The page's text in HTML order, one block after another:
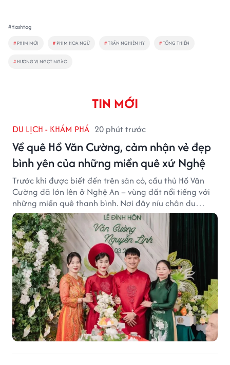
#Hashtag
# PHIM MỚI # PHIM HOA NGỮ #TRẦN NGHIÊN HY #TỐNG THIẾN
# HƯƠNG VỊ NGỌT NGÀO
TIN MỚI
DU LỊCH - KHÁM PHÁ 20 phút trước
Về quê Hồ Văn Cường, cảm nhận vẻ đẹp
bình yên của những miền quê xứ Nghệ
Trước khi được biết đến trên sân cỏ, cầu thủ Hồ Văn
Cường đã lớn lên ở Nghệ An – vùng đất nổi tiếng với
những miền quê thanh bình. Nơi đây níu chân du
khách bằng cánh đồng xanh, làng quê yên ả và nhịp
sống chậm đầy bình yên.